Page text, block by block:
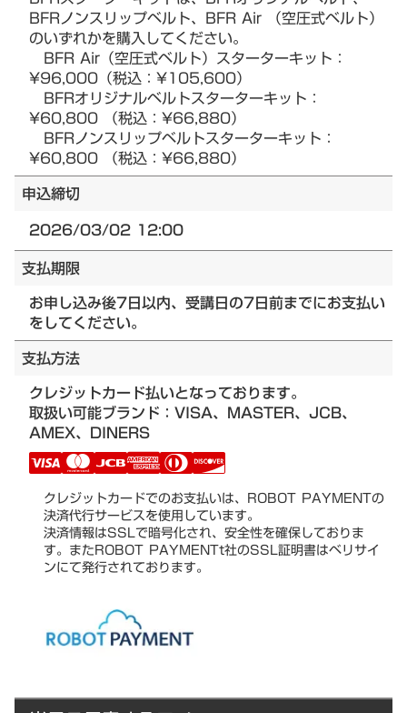
BFRノンスリップベルト、BFR Air （空圧式ベルト）
のいずれかを購入してください。
BFR Air（空圧式ベルト）スターターキット：
¥96,000（税込：¥105,600）
BFRオリジナルベルトスターターキット：
¥60,800 （税込：¥66,880）
BFRノンスリップベルトスターターキット：
¥60,800 （税込：¥66,880）
申込締切
2026/03/02 12:00
支払期限
お申し込み後7日以内、受講日の7日前までにお支払い
をしてください。
支払方法
クレジットカード払いとなっております。
取扱い可能ブランド：VISA、MASTER、JCB、
AMEX、DINERS
クレジットカードでのお支払いは、ROBOT PAYMENTの
決済代行サービスを使用しています。
決済情報はSSLで暗号化され、安全性を確保しておりま
す。またROBOT PAYMENTt社のSSL証明書はベリサイ
ンにて発行されております。